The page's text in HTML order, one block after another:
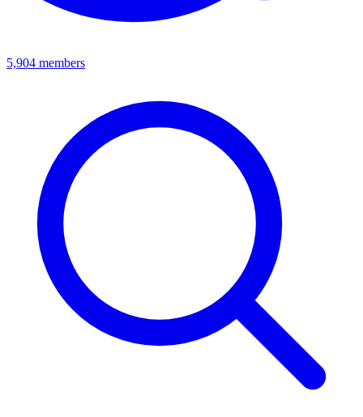
5,904 members